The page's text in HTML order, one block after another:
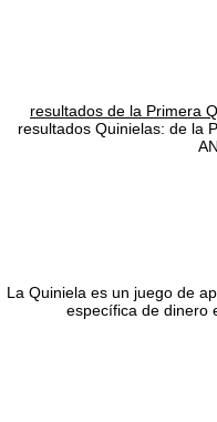
resultados de la Primera
resultados Quinielas: de la
La Quiniela es un juego de
específica de dinero